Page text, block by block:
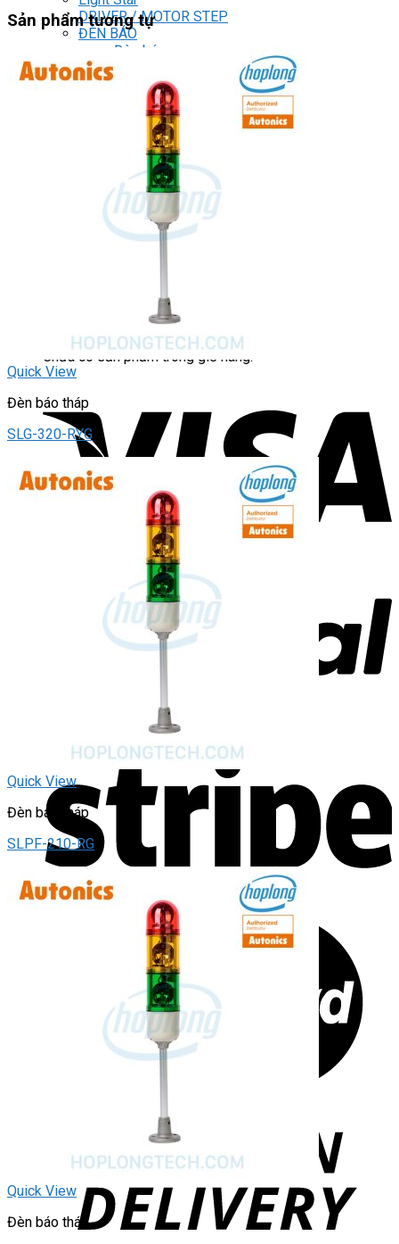
DRIVER / MOTOR STEP
ĐÈN BÁO
Đèn báo quay
Đèn báo tháp
Đèn báo khác
CHUYỂN MẠCH / NÚT NHẤN
Chuyển mạch có khóa
Công tắc dừng khẩn
Nút nhấn
Phích cắm / Ổ cắm / Công tắc
Can nhiệt
Chưa có sản phẩm trong giỏ hàng.
Sản phẩm tương tự
Quick View
Đèn báo tháp
SLG-320-RYG
Quick View
Đèn báo tháp
SLPF-210-RG
Quick View
Đèn báo tháp